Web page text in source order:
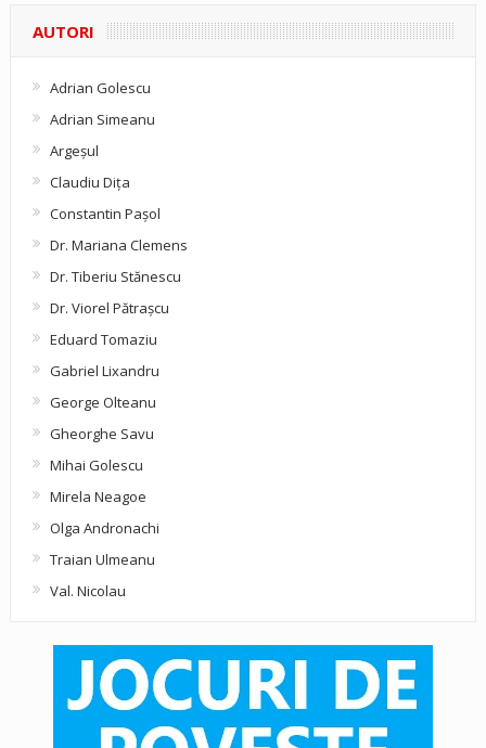
AUTORI
Adrian Golescu
Adrian Simeanu
Argeşul
Claudiu Diţa
Constantin Pașol
Dr. Mariana Clemens
Dr. Tiberiu Stănescu
Dr. Viorel Pătraşcu
Eduard Tomaziu
Gabriel Lixandru
George Olteanu
Gheorghe Savu
Mihai Golescu
Mirela Neagoe
Olga Andronachi
Traian Ulmeanu
Val. Nicolau